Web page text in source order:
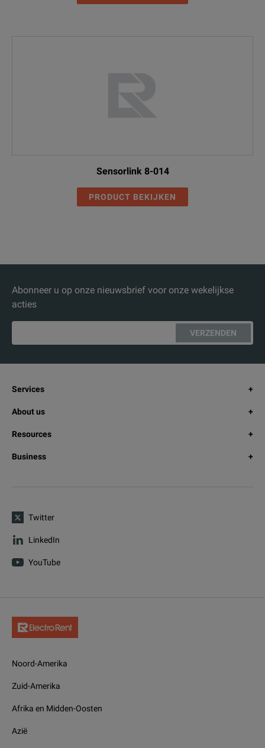
Sensorlink 8-014
PRODUCT BEKIJKEN
Abonneer u op onze nieuwsbrief voor onze wekelijkse
acties
VERZENDEN
Services
About us
Resources
Business
Twitter
LinkedIn
YouTube
Noord-Amerika
Zuid-Amerika
Afrika en Midden-Oosten
Azië